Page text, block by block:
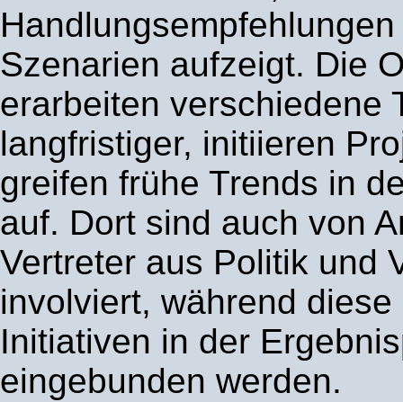
Szenarien aufzeigt. Die
erarbeiten verschiedene
langfristiger, initiieren
greifen frühe Trends in
auf. Dort sind auch von
Vertreter aus Politik und
involviert, während diese
Initiativen in der
eingebunden werden.